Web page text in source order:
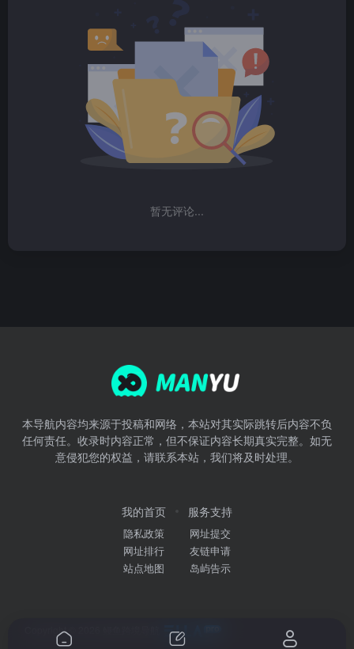
暂无评论...
本导航内容均来源于投稿和网络，本站对其实际跳转后内容不负
任何责任。收录时内容正常，但不保证内容长期真实完整。如无
意侵犯您的权益，请联系本站，我们将及时处理。
我的首页
隐私政策
网址排行
站点地图
服务支持
网址提交
友链申请
岛屿告示
Copyright © 2026